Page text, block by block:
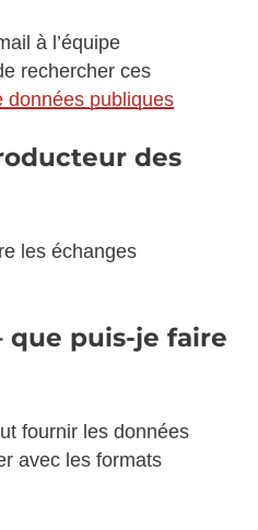
à l’équipe
rechercher ces
données publiques
des
les échanges
que puis-je faire
fournir les données
avec les formats